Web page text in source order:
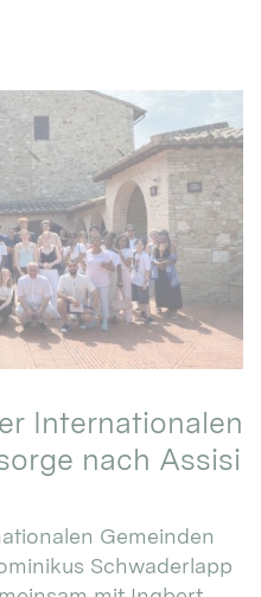
Internationalen
nach Assisi
Gemeinden
Schwaderlapp